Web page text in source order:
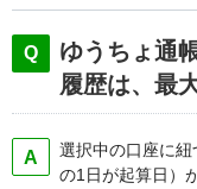
ゆうちょ通
履歴は、最
選択中の口座に
の1日が起算日）